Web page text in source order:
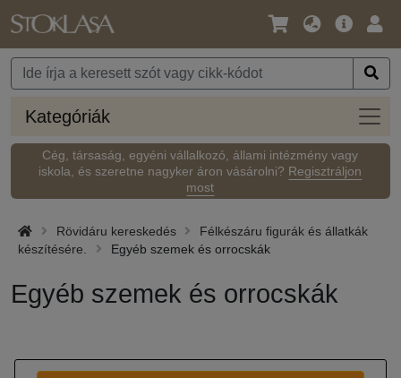
Nyelv
Pénznem
Fő
Kategóriák
Cég, társaság, egyéni vállalkozó, állami intézmény vagy
iskola, és szeretne nagyker áron vásárolni? Regisztráljon
most
Rövidáru kereskedés
Félkészáru figurák és állatkák
készítésére.
Egyéb szemek és orrocskák
Egyéb szemek és orrocskák